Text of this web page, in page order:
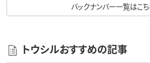
バックナンバー一覧はこ
トウシルおすすめの記事